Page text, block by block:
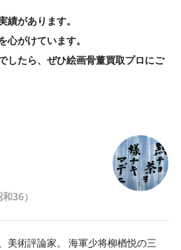
績があります。
がけています。
したら、ぜひ絵画骨董買取プロにご
36）
美術評論家。 海軍少将柳楢悦の三